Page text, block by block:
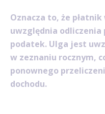
Oznacza to, że
uwzględnia odliczenia
podatek. Ulga jest
w zeznaniu rocznym,
ponownego
dochodu.